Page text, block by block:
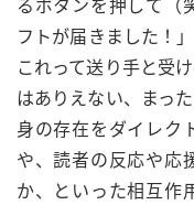
フトが届きました！
これって送り手と受
はありえない、まっ
身の存在をダイレク
や、読者の反応や応
か、といった相互作